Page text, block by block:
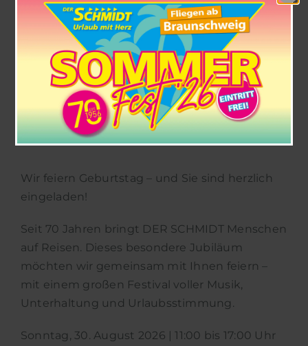
JÄHRIGEN JUBILÄUM –
FEIERT MIT UNS!
30. AUGUST 2026 @ 11:00-
17:00
| KOSTENLOS
Wir feiern Geburtstag – und Sie sind herzlich
eingeladen!
Seit 70 Jahren bringt DER SCHMIDT Menschen
auf Reisen. Dieses besondere Jubiläum
möchten wir gemeinsam mit Ihnen feiern –
mit einem großen Festival voller Musik,
Unterhaltung und Urlaubsstimmung.
Sonntag, 30. August 2026 | 11:00 bis 17:00 Uhr